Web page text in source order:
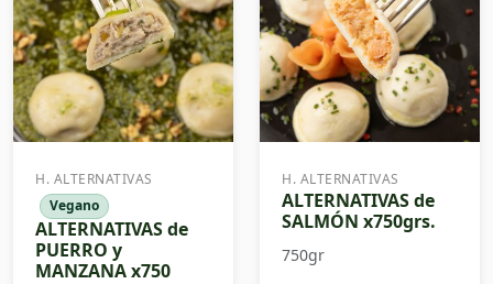
H. ALTERNATIVAS
Vegano
ALTERNATIVAS de
PUERRO y
MANZANA x750
H. ALTERNATIVAS
ALTERNATIVAS de
SALMÓN x750grs.
750gr